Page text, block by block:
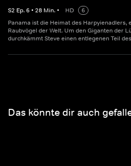
S2 Ep.6 • 28 Min. • HD
6
Panama ist die Heimat des Harpyienadlers,
Raubvögel der Welt. Um den Giganten der
durchkämmt Steve einen entlegenen Teil
Das könnte dir auch